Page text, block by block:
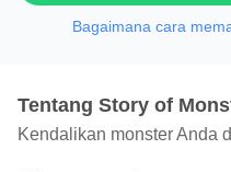
Bagaimana cara
Tentang Story of
Kendalikan monster Anda